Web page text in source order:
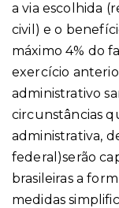
a via escolhida
civil) e o
máximo 4% do
exercício
administrativo
circunstâncias
administrativa,
federal)serão
brasileiras a
medidas